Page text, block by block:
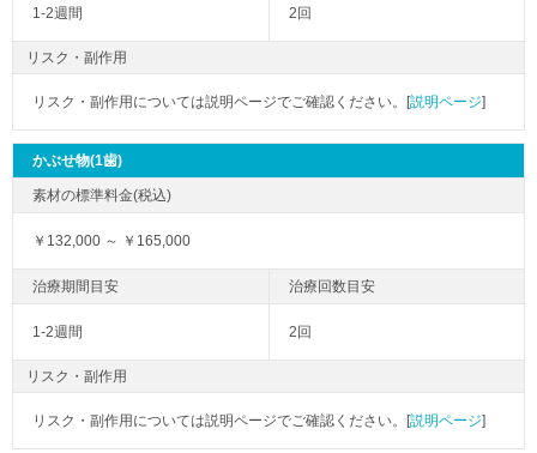
1-2週間 2回
リスク・副作用
リスク・副作用については説明ページでご確認ください。[説明ページ]
かぶせ物(1歯)
￥132,000 ～ ￥165,000
1-2週間 2回
リスク・副作用
リスク・副作用については説明ページでご確認ください。[説明ページ]